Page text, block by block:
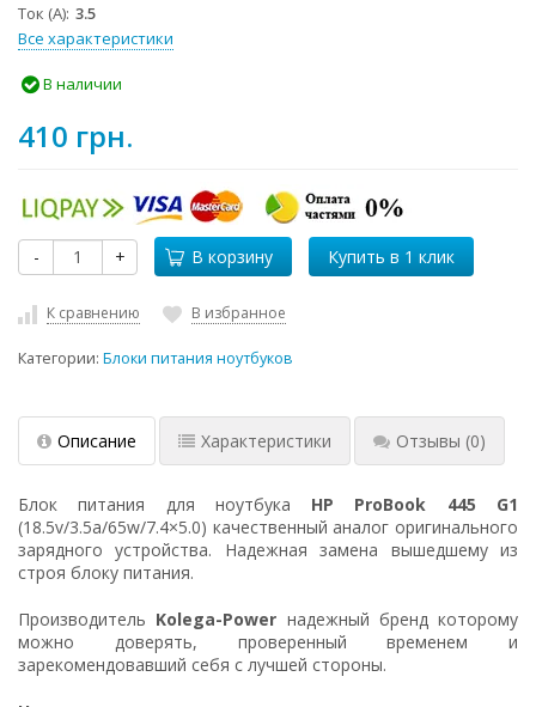
Ток (А) 3.5
Все характеристики
В наличии
410 грн.
- + В корзину
К сравнению В избранное
Категории: Блоки питания ноутбуков
Описание Характеристики Отзывы (0)
Блок питания для ноутбука HP ProBook 445 G1
(18.5v/3.5a/65w/7.4×5.0) качественный аналог оригинального
зарядного устройства. Надежная замена вышедшему из
строя блоку питания.
Производитель Kolega-Power надежный бренд которому
можно доверять, проверенный временем и
зарекомендовавший себя с лучшей стороны.